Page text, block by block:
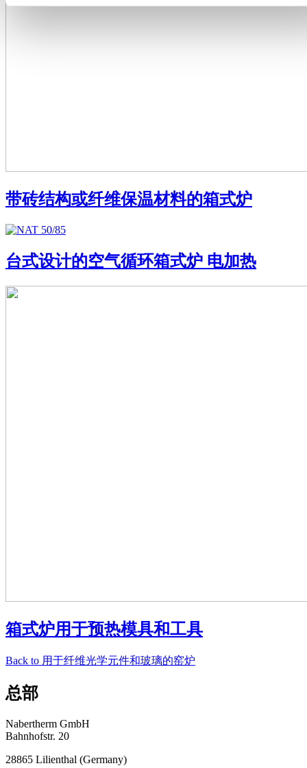
带砖结构或纤维保温材料的箱式炉
台式设计的空气循环箱式炉 电加热
箱式炉用于预热模具和工具
Back to 用于纤维光学元件和玻璃的窑炉
总部
Nabertherm GmbH
Bahnhofstr. 20
28865 Lilienthal (Germany)